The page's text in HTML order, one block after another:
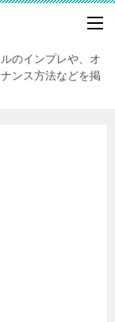
のインプレや、オ
ンス方法などを掲